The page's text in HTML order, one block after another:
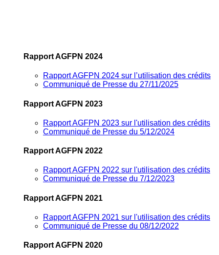
Rapport AGFPN 2024
Rapport AGFPN 2024 sur l’utilisation des crédits
Communiqué de Presse du 27/11/2025
Rapport AGFPN 2023
Rapport AGFPN 2023 sur l'utilisation des crédits
Communiqué de Presse du 5/12/2024
Rapport AGFPN 2022
Rapport AGFPN 2022 sur l'utilisation des crédits
Communiqué de Presse du 7/12/2023
Rapport AGFPN 2021
Rapport AGFPN 2021 sur l'utilisation des crédits
Communiqué de Presse du 08/12/2022
Rapport AGFPN 2020